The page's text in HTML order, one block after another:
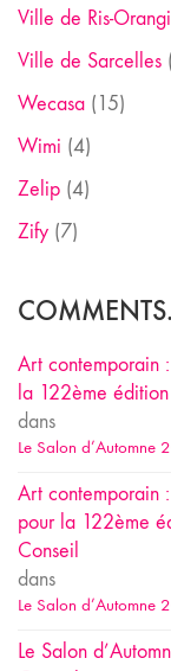
Ville de Ris-
Ville de Sarcelles
Wecasa (15)
Wimi (4)
Zelip (4)
Zify (7)
COMMENTS.
Art contemporain
la 122ème
dans
Le Salon d’Automne
Art contemporain
pour la 122ème
Conseil
dans
Le Salon d’Automne
Le Salon